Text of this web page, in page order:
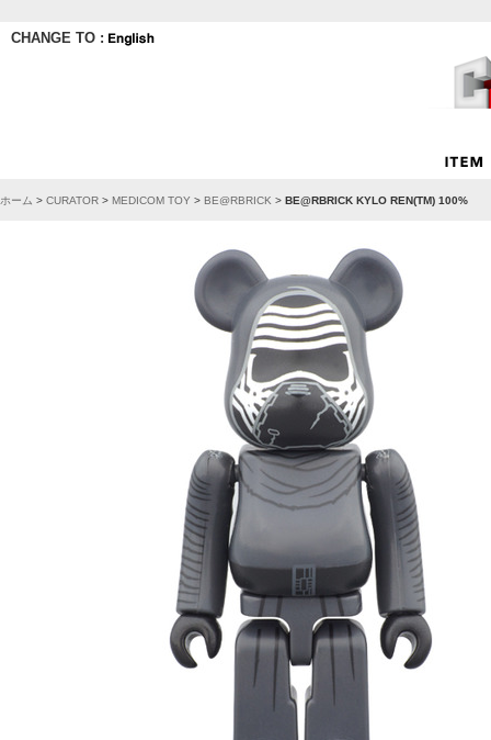
CHANGE TO :
ホーム > CURATOR > MEDICOM TOY > BE@RBRICK > BE@RBRICK KYLO REN(TM) 100%